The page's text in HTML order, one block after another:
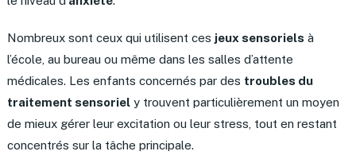
Nombreux sont ceux qui utilisent ces jeux sensoriels à
l’école, au bureau ou même dans les salles d’attente
médicales. Les enfants concernés par des troubles du
traitement sensoriely trouvent particulièrement un moyen
de mieux gérer leur excitation ou leur stress, tout en restant
concentrés sur la tâche principale.